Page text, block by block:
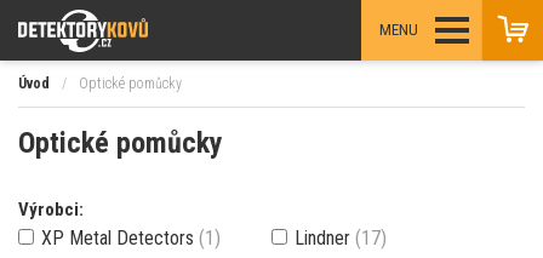
MENU
Úvod / Optické pomůcky
Optické pomůcky
Výrobci:
XP Metal Detectors (1) Lindner (17)